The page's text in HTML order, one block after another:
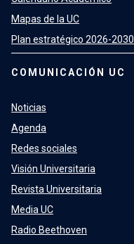
Mapas de la UC
Plan estratégico 2026-2030
COMUNICACIÓN UC
Noticias
Agenda
Redes sociales
Visión Universitaria
Revista Universitaria
Media UC
Radio Beethoven